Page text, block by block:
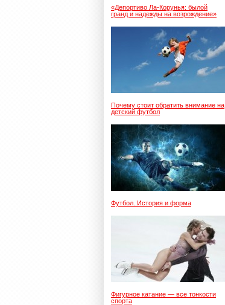
«Депортиво Ла-Корунья: былой
гранд и надежды на возрождение»
Почему стоит обратить внимание на
детский футбол
Футбол. История и форма
Фигурное катание — все тонкости
спорта